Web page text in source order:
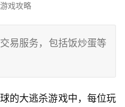
游戏攻略
易服务，包括饭炒蛋等
的大逃杀游戏中，每位玩